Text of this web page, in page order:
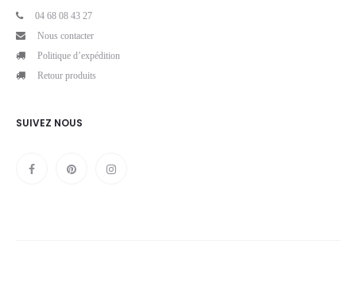
04 68 08 43 27
Nous contacter
Politique d’expédition
Retour produits
SUIVEZ NOUS